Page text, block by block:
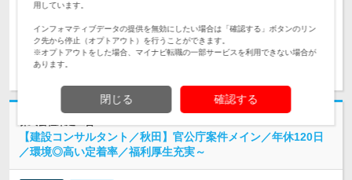
求人詳細を見る
【建設コンサルタント／秋田】官公庁案件メイン／年休120日
／環境◎高い定着率／福利厚生充実～
用しています。
インフォマティブデータの提供を無効にしたい場合は「確認する」ボタンのリン
ク先から停止（オプトアウト）を行うことができます。
※オプトアウトをした場合、マイナビ転職の一部サービスを利用できない場合が
あります。
閉じる 確認する